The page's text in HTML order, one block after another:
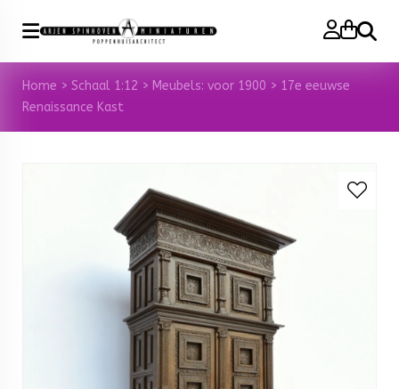
Zoeken
Home > Schaal 1:12 > Meubels: voor 1900 > 17e eeuwse
Renaissance Kast